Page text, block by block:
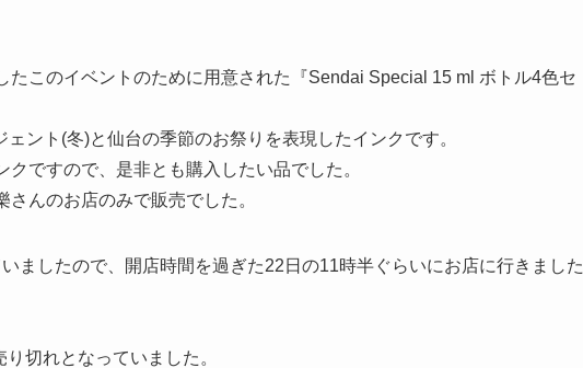
たこのイベントのために用意された『Sendai Special 15 ml ボトル4色セ
ント(冬)と仙台の季節のお祭りを表現したインクです。
ですので、是非とも購入したい品でした。
んのお店のみで販売でした。
ましたので、開店時間を過ぎた22日の11時半ぐらいにお店に行きました
切れとなっていました。